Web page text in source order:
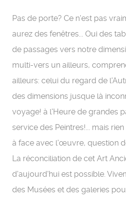
Pas de porte? Ce n'est pas
aurez des fenêtres... Oui des
de passages vers notre
multi-vers un ailleurs,
ailleurs: celui du regard de
des dimensions jusque là
voyage! à l'Heure de grandes
service des Peintres!... mais
à face avec l'œuvre, question
La réconciliation de cet Art
d'aujourd'hui est possible.
des Musées et des galeries